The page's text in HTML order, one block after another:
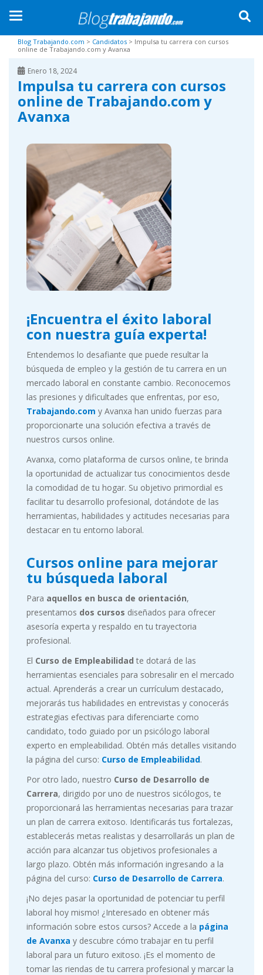
Skip to main content
TOGGLE NAVIGATION
Blog Trabajando.com > Candidatos > Impulsa tu carrera con cursos
online de Trabajando.com y Avanxa
Enero 18, 2024
Impulsa tu carrera con cursos
online de Trabajando.com y
Avanxa
¡Encuentra el éxito laboral
con nuestra guía experta!
Entendemos lo desafiante que puede resultar la
búsqueda de empleo y la gestión de tu carrera en un
mercado laboral en constante cambio. Reconocemos
las presiones y dificultades que enfrentas, por eso,
Trabajando.com y Avanxa han unido fuerzas para
proporcionarte una solución efectiva a través de
nuestros cursos online.
Avanxa, como plataforma de cursos online, te brinda
la oportunidad de actualizar tus conocimientos desde
la comodidad de tu hogar. Su objetivo primordial es
facilitar tu desarrollo profesional, dotándote de las
herramientas, habilidades y actitudes necesarias para
destacar en tu entorno laboral.
Cursos online para mejorar
tu búsqueda laboral
Para aquellos en busca de orientación,
presentamos dos cursos diseñados para ofrecer
asesoría experta y respaldo en tu trayectoria
profesional.
El Curso de Empleabilidad te dotará de las
herramientas esenciales para sobresalir en el mercado
actual. Aprenderás a crear un currículum destacado,
mejorarás tus habilidades en entrevistas y conocerás
estrategias efectivas para diferenciarte como
candidato, todo guiado por un psicólogo laboral
experto en empleabilidad. Obtén más detalles visitando
la página del curso: Curso de Empleabilidad.
Por otro lado, nuestro Curso de Desarrollo de
Carrera, dirigido por uno de nuestros sicólogos, te
proporcionará las herramientas necesarias para trazar
un plan de carrera exitoso. Identificarás tus fortalezas,
establecerás metas realistas y desarrollarás un plan de
acción para alcanzar tus objetivos profesionales a
largo plazo. Obtén más información ingresando a la
página del curso: Curso de Desarrollo de Carrera.
¡No dejes pasar la oportunidad de potenciar tu perfil
laboral hoy mismo! ¿Interesado en obtener más
información sobre estos cursos? Accede a la página
de Avanxa y descubre cómo trabajar en tu perfil
laboral para un futuro exitoso. ¡Es el momento de
tomar las riendas de tu carrera profesional y marcar la